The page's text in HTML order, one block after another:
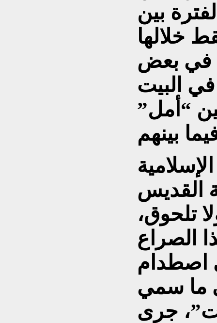
بين
وسقط خلالها
في بعض
في البيت
“أمل”
القديس
تلحوق،
الصراع
اصطدام
ما سمي
جرى